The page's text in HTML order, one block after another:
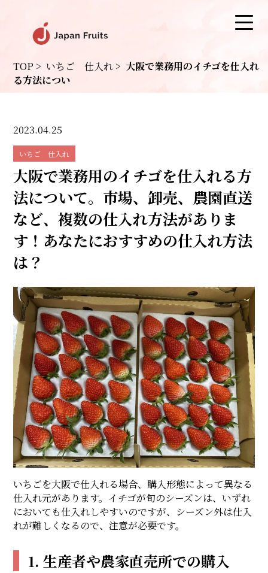
TOP > いちご 仕入れ > 大阪で業務用のイチゴを仕入れ
る方法につい
2023.04.25
いちご 仕入れ
大阪で業務用のイチゴを仕入れる方
法について。市場、卸売、農園直送
など、複数の仕入れ方法がありま
す！あなたにおすすめの仕入れ方法
は？
いちごを大阪で仕入れる場合、購入形態によって異なる
仕入れ元があります。イチゴが旬のシーズンは、いずれ
においても仕入れしやすいのですが、シーズン外は仕入
れが難しくなるので、注意が必要です。
1. 生産者や農家直売所での購入